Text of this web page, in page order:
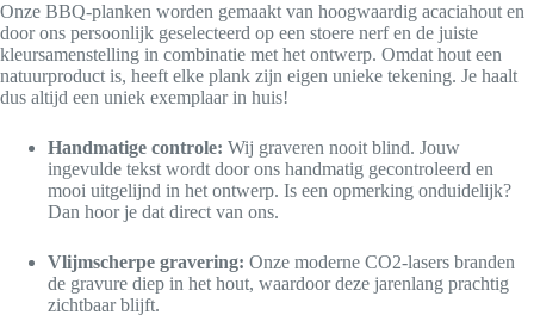
Onze BBQ-planken worden gemaakt van hoogwaardig acaciahout en
door ons persoonlijk geselecteerd op een stoere nerf en de juiste
kleursamenstelling in combinatie met het ontwerp. Omdat hout een
natuurproduct is, heeft elke plank zijn eigen unieke tekening. Je haalt
dus altijd een uniek exemplaar in huis!
Handmatige controle: Wij graveren nooit blind. Jouw
ingevulde tekst wordt door ons handmatig gecontroleerd en
mooi uitgelijnd in het ontwerp. Is een opmerking onduidelijk?
Dan hoor je dat direct van ons.
Vlijmscherpe gravering: Onze moderne CO2-lasers branden
de gravure diep in het hout, waardoor deze jarenlang prachtig
zichtbaar blijft.